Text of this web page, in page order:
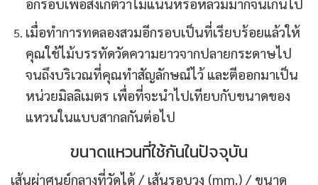
เมื่อทำการทดลองสวมอีกรอบเป็นที่เรียบร้อยแล้วให้
คุณใช้ไม้บรรทัดวัดความยาวจากปลายกระดาษไป
จนถึงบริเวณที่คุณทำสัญลักษณ์ไว้ และตีออกมาเป็น
หน่วยมิลลิเมตร เพื่อที่จะนำไปเทียบกับขนาดของ
แหวนในแบบสากลกันต่อไป
ขนาดแหวนที่ใช้กันในปัจจุบัน
เส้นผ่าศูนย์กลางที่วัดได้ / เส้นรอบวง (mm.) / ขนาด